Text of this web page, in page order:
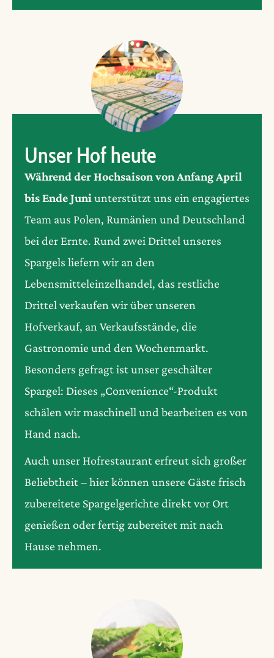
Unser Hof heute
Während der Hochsaison von Anfang April
bis Ende Juni unterstützt uns ein engagiertes
Team aus Polen, Rumänien und Deutschland
bei der Ernte. Rund zwei Drittel unseres
Spargels liefern wir an den
Lebensmitteleinzelhandel, das restliche
Drittel verkaufen wir über unseren
Hofverkauf, an Verkaufsstände, die
Gastronomie und den Wochenmarkt.
Besonders gefragt ist unser geschälter
Spargel: Dieses „Convenience“-Produkt
schälen wir maschinell und bearbeiten es von
Hand nach.
Auch unser Hofrestaurant erfreut sich großer
Beliebtheit – hier können unsere Gäste frisch
zubereitete Spargelgerichte direkt vor Ort
genießen oder fertig zubereitet mit nach
Hause nehmen.